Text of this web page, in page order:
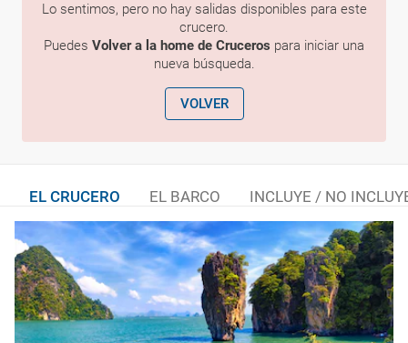
Lo sentimos, pero no hay salidas disponibles para este
crucero.
Puedes Volver a la home de Cruceros para iniciar una
nueva búsqueda.
VOLVER
EL CRUCERO EL BARCO INCLUYE / NO